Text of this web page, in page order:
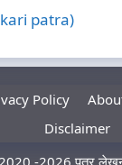
patra)
Policy
Disclaimer
-2026 पत्र